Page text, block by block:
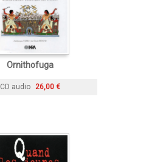
Ornithofuga
CD audio 26,00 €